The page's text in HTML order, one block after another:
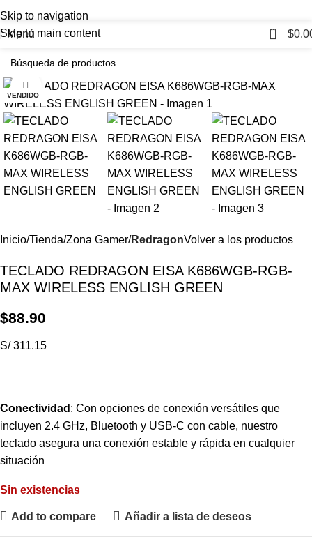
Skip to navigation
Skip to main content
Menú 0 $
VENDIDO
Haga Click para agrandar
Inicio Tienda Zona Gamer RedragonVolver a los productos
TECLADO REDRAGON EISA K686WGB-RGB-
MAX WIRELESS ENGLISH GREEN
$88.90
S/ 311.15
Conectividad : Con opciones de conexión versátiles que
incluyen 2.4 GHz, Bluetooth y USB-C con cable, nuestro
teclado asegura una conexión estable y rápida en cualquier
situación
Sin existencias
Add to compare Añadir a lista de deseos